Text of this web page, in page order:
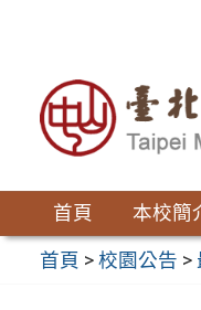
首頁 本校簡
首頁 >校園公告 >